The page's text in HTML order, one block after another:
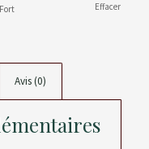
Effacer
Avis (0)